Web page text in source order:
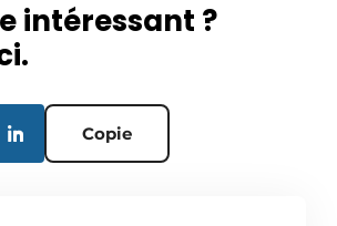
intéressant ?
Copie